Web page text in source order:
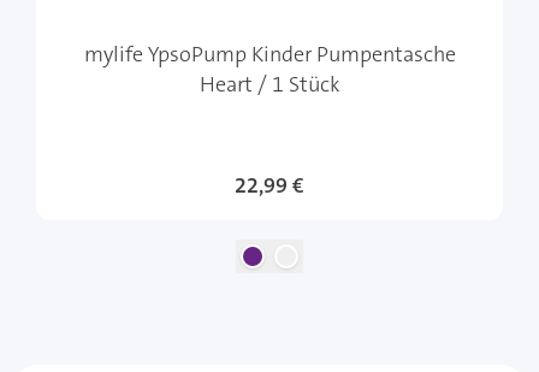
mylife YpsoPump Kinder Pumpentasche
Heart / 1 Stück
22,99 €